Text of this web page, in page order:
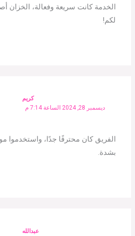
الخدمة كانت سريعة وفعالة، الخزان
لكم!
كريم
ديسمبر 28, 2024 الساعة 7:14 م
الفريق كان محترفًا جدًا، واستخدموا
بشدة.
عبدالله